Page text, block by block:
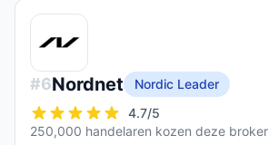
#6Nordnet
Nordic Leader
4.7/5
250,000 handelaren kozen deze broker